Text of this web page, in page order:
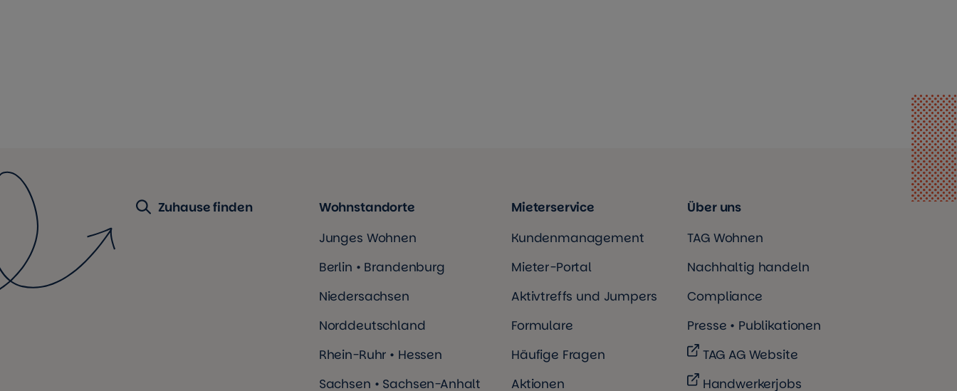
Zuhause finden
Wohnstandorte
Junges Wohnen
Berlin • Brandenburg
Niedersachsen
Norddeutschland
Rhein-Ruhr • Hessen
Sachsen • Sachsen-Anhalt
Mieterservice
Kundenmanagement
Mieter-Portal
Aktivtreffs und Jumpers
Formulare
Häufige Fragen
Aktionen
Über uns
TAG Wohnen
Nachhaltig handeln
Compliance
Presse • Publikationen
TAG AG Website
Handwerkerjobs